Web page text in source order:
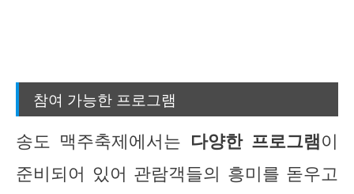
참여 가능한 프로그램
송도 맥주축제에서는 다양한 프로그램이
준비되어 있어 관람객들의 흥미를 돋우고